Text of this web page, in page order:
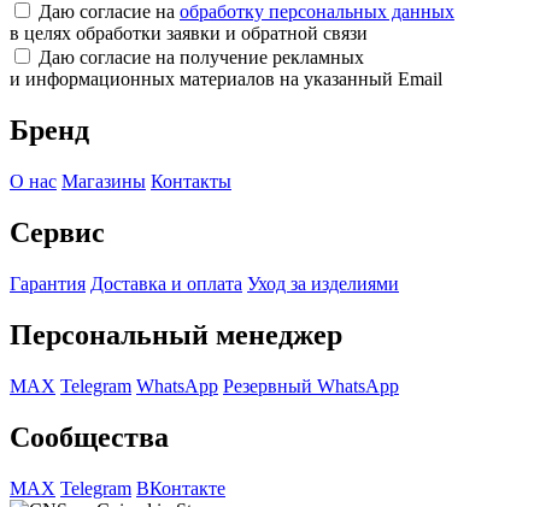
Даю согласие на обработку персональных данных
в целях обработки заявки и обратной связи
Даю согласие на получение рекламных
и информационных материалов на указанный Email
Бренд
О нас Магазины Контакты
Сервис
Гарантия Доставка и оплата Уход за изделиями
Персональный менеджер
MAX Telegram WhatsApp Резервный WhatsApp
Сообщества
MAX Telegram ВКонтакте